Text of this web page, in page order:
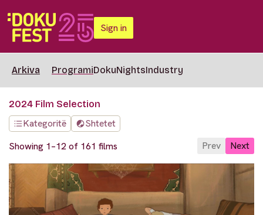
Sign in
Arkiva ProgramiDokuNightsIndustry
2024 Film Selection
Kategoritë
Shtetet
Showing 1–12 of 161 films
Prev Next